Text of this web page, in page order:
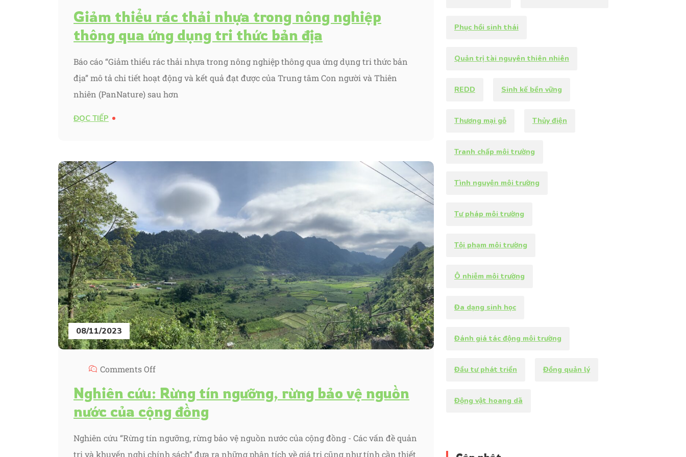
Giảm thiểu rác thải nhựa trong nông nghiệp
thông qua ứng dụng tri thức bản địa
Báo cáo “Giảm thiểu rác thải nhựa trong nông nghiệp thông qua ứng dụng tri thức bản
địa” mô tả chi tiết hoạt động và kết quả đạt được của Trung tâm Con người và Thiên
nhiên (PanNature) sau hơn
ĐỌC TIẾP
08/11/2023
Comments Off
Nghiên cứu: Rừng tín ngưỡng, rừng bảo vệ nguồn
nước của cộng đồng
Nghiên cứu “Rừng tín ngưỡng, rừng bảo vệ nguồn nước của cộng đồng - Các vấn đề quản
trị và khuyến nghị chính sách” đưa ra những phân tích về giá trị cũng như tính cần thiết
Phục hồi sinh thái
Quản trị tài nguyên thiên nhiên
REDD Sinh kế bền vững
Thương mại gỗ Thủy điện
Tranh chấp môi trường
Tình nguyện môi trường
Tư pháp môi trường
Tội phạm môi trường
Ô nhiễm môi trường
Đa dạng sinh học
Đánh giá tác động môi trường
Đầu tư phát triển Đồng quản lý
Động vật hoang dã